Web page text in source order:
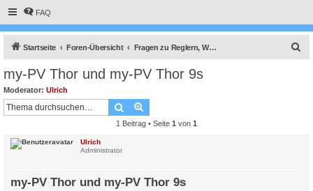
FAQ
Startseite Foren-Übersicht Fragen zu Reglern, Wallboxen und Wechselrichter
my-PV Thor und my-PV Thor 9s
Moderator: Ulrich
Suche
1 Beitrag • Seite 1 von 1
Ulrich
Administrator
my-PV Thor und my-PV Thor 9s